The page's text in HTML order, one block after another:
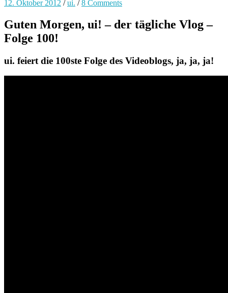
12. Oktober 2012 /ui. /8 Comments
Guten Morgen, ui! – der tägliche Vlog –
Folge 100!
ui. feiert die 100ste Folge des Videoblogs, ja, ja, ja!